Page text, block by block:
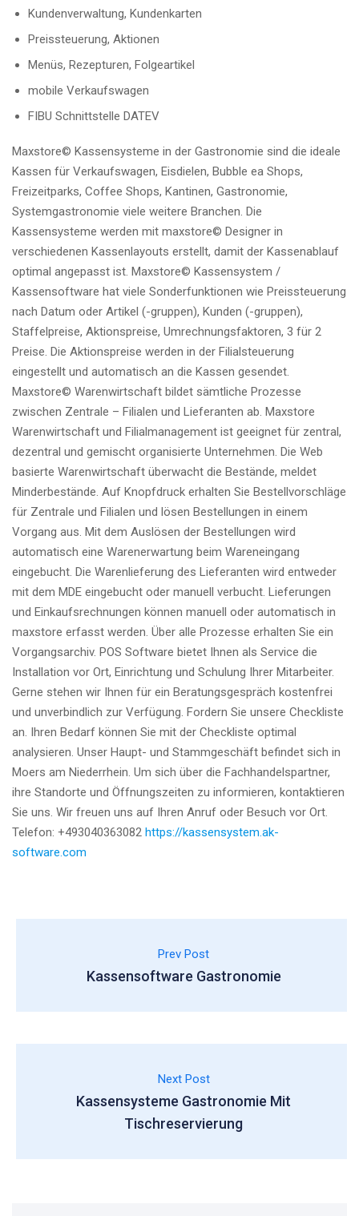
Kundenverwaltung, Kundenkarten
Preissteuerung, Aktionen
Menüs, Rezepturen, Folgeartikel
mobile Verkaufswagen
FIBU Schnittstelle DATEV
Maxstore© Kassensysteme in der Gastronomie sind die ideale
Kassen für Verkaufswagen, Eisdielen, Bubble ea Shops,
Freizeitparks, Coffee Shops, Kantinen, Gastronomie,
Systemgastronomie viele weitere Branchen. Die
Kassensysteme werden mit maxstore© Designer in
verschiedenen Kassenlayouts erstellt, damit der Kassenablauf
optimal angepasst ist. Maxstore© Kassensystem /
Kassensoftware hat viele Sonderfunktionen wie Preissteuerung
nach Datum oder Artikel (-gruppen), Kunden (-gruppen),
Staffelpreise, Aktionspreise, Umrechnungsfaktoren, 3 für 2
Preise. Die Aktionspreise werden in der Filialsteuerung
eingestellt und automatisch an die Kassen gesendet.
Maxstore© Warenwirtschaft bildet sämtliche Prozesse
zwischen Zentrale – Filialen und Lieferanten ab. Maxstore
Warenwirtschaft und Filialmanagement ist geeignet für zentral,
dezentral und gemischt organisierte Unternehmen. Die Web
basierte Warenwirtschaft überwacht die Bestände, meldet
Minderbestände. Auf Knopfdruck erhalten Sie Bestellvorschläge
für Zentrale und Filialen und lösen Bestellungen in einem
Vorgang aus. Mit dem Auslösen der Bestellungen wird
automatisch eine Warenerwartung beim Wareneingang
eingebucht. Die Warenlieferung des Lieferanten wird entweder
mit dem MDE eingebucht oder manuell verbucht. Lieferungen
und Einkaufsrechnungen können manuell oder automatisch in
maxstore erfasst werden. Über alle Prozesse erhalten Sie ein
Vorgangsarchiv. POS Software bietet Ihnen als Service die
Installation vor Ort, Einrichtung und Schulung Ihrer Mitarbeiter.
Gerne stehen wir Ihnen für ein Beratungsgespräch kostenfrei
und unverbindlich zur Verfügung. Fordern Sie unsere Checkliste
an. Ihren Bedarf können Sie mit der Checkliste optimal
analysieren. Unser Haupt- und Stammgeschäft befindet sich in
Moers am Niederrhein. Um sich über die Fachhandelspartner,
ihre Standorte und Öffnungszeiten zu informieren, kontaktieren
Sie uns. Wir freuen uns auf Ihren Anruf oder Besuch vor Ort.
Telefon: +493040363082 https://kassensystem.ak-
software.com
Prev Post
Kassensoftware Gastronomie
Next Post
Kassensysteme Gastronomie Mit
Tischreservierung